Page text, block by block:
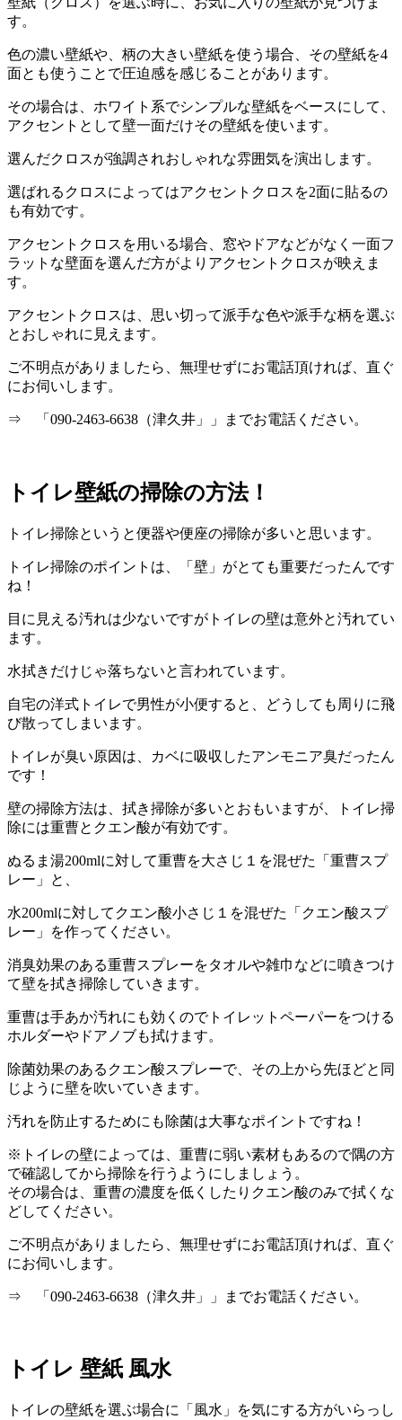
す。
色の濃い壁紙や、柄の大きい壁紙を使う場合、その壁紙を4
面とも使うことで圧迫感を感じることがあります。
その場合は、ホワイト系でシンプルな壁紙をベースにして、
アクセントとして壁一面だけその壁紙を使います。
選んだクロスが強調されおしゃれな雰囲気を演出します。
選ばれるクロスによってはアクセントクロスを2面に貼るの
も有効です。
アクセントクロスを用いる場合、窓やドアなどがなく一面フ
ラットな壁面を選んだ方がよりアクセントクロスが映えま
す。
アクセントクロスは、思い切って派手な色や派手な柄を選ぶ
とおしゃれに見えます。
ご不明点がありましたら、無理せずにお電話頂ければ、直ぐ
にお伺いします。
⇒ 「090-2463-6638（津久井」」までお電話ください。
トイレ壁紙の掃除の方法！
トイレ掃除というと便器や便座の掃除が多いと思います。
トイレ掃除のポイントは、「壁」がとても重要だったんです
ね！
目に見える汚れは少ないですがトイレの壁は意外と汚れてい
ます。
水拭きだけじゃ落ちないと言われています。
自宅の洋式トイレで男性が小便すると、どうしても周りに飛
び散ってしまいます。
トイレが臭い原因は、カベに吸収したアンモニア臭だったん
です！
壁の掃除方法は、拭き掃除が多いとおもいますが、トイレ掃
除には重曹とクエン酸が有効です。
ぬるま湯200mlに対して重曹を大さじ１を混ぜた「重曹スプ
レー」と、
水200mlに対してクエン酸小さじ１を混ぜた「クエン酸スプ
レー」を作ってください。
消臭効果のある重曹スプレーをタオルや雑巾などに噴きつけ
て壁を拭き掃除していきます。
重曹は手あか汚れにも効くのでトイレットペーパーをつける
ホルダーやドアノブも拭けます。
除菌効果のあるクエン酸スプレーで、その上から先ほどと同
じように壁を吹いていきます。
汚れを防止するためにも除菌は大事なポイントですね！
※トイレの壁によっては、重曹に弱い素材もあるので隅の方
で確認してから掃除を行うようにしましょう。
その場合は、重曹の濃度を低くしたりクエン酸のみで拭くな
どしてください。
ご不明点がありましたら、無理せずにお電話頂ければ、直ぐ
にお伺いします。
⇒ 「090-2463-6638（津久井」」までお電話ください。
トイレ 壁紙 風水
トイレの壁紙を選ぶ場合に「風水」を気にする方がいらっし